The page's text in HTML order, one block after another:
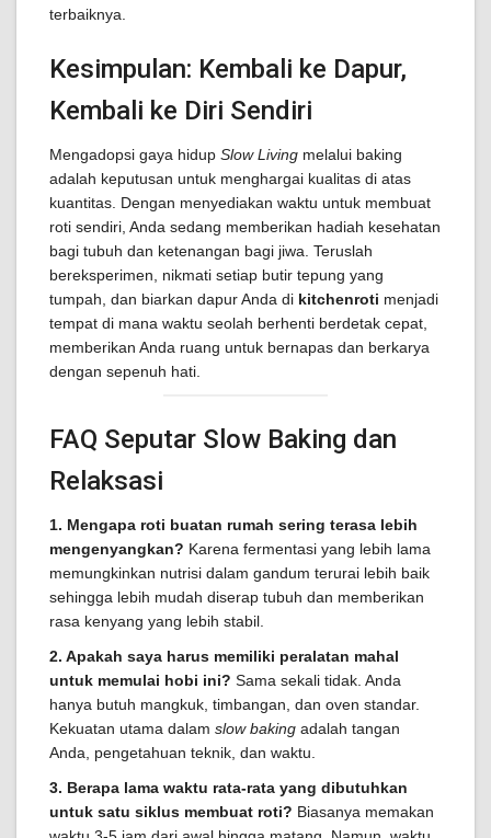
terbaiknya.
Kesimpulan: Kembali ke Dapur,
Kembali ke Diri Sendiri
Mengadopsi gaya hidup Slow Living melalui baking
adalah keputusan untuk menghargai kualitas di atas
kuantitas. Dengan menyediakan waktu untuk membuat
roti sendiri, Anda sedang memberikan hadiah kesehatan
bagi tubuh dan ketenangan bagi jiwa. Teruslah
bereksperimen, nikmati setiap butir tepung yang
tumpah, dan biarkan dapur Anda di kitchenroti menjadi
tempat di mana waktu seolah berhenti berdetak cepat,
memberikan Anda ruang untuk bernapas dan berkarya
dengan sepenuh hati.
FAQ Seputar Slow Baking dan
Relaksasi
1. Mengapa roti buatan rumah sering terasa lebih
mengenyangkan? Karena fermentasi yang lebih lama
memungkinkan nutrisi dalam gandum terurai lebih baik
sehingga lebih mudah diserap tubuh dan memberikan
rasa kenyang yang lebih stabil.
2. Apakah saya harus memiliki peralatan mahal
untuk memulai hobi ini? Sama sekali tidak. Anda
hanya butuh mangkuk, timbangan, dan oven standar.
Kekuatan utama dalam slow baking adalah tangan
Anda, pengetahuan teknik, dan waktu.
3. Berapa lama waktu rata-rata yang dibutuhkan
untuk satu siklus membuat roti? Biasanya memakan